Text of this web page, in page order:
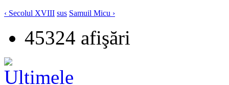
‹ Secolul XVIII sus Samuil Micu ›
45324 afişări